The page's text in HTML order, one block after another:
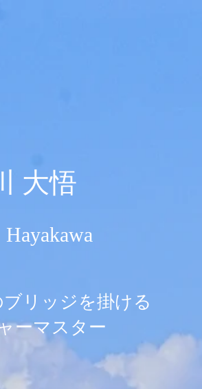
大悟
リッジを掛ける
ーマスター